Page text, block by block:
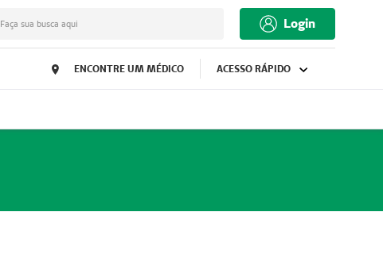
Faça sua busca aqui Login
ENCONTRE UM MÉDICO ACESSO RÁPIDO